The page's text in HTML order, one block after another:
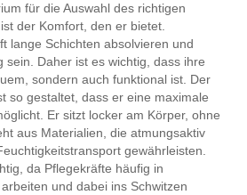
für die Auswahl des richtigen
der Komfort, den er bietet.
lange Schichten absolvieren und
sein. Daher ist es wichtig, dass ihre
sondern auch funktional ist. Der
so gestaltet, dass er eine maximale
Er sitzt locker am Körper, ohne
aus Materialien, die atmungsaktiv
gewährleisten.
da Pflegekräfte häufig in
und dabei ins Schwitzen